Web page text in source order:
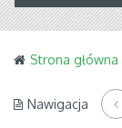
Strona główna
Nawigacja